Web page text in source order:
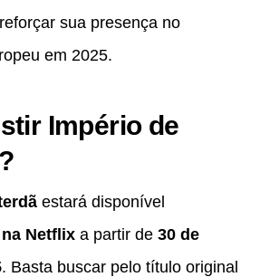
sua presença no
em 2025.
Império de
estará disponível
Netflix a partir de 30 de
. Basta buscar pelo título original